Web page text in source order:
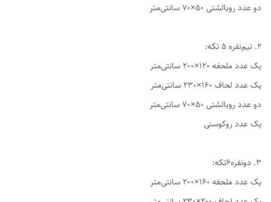
دو عدد روبالشتی ۵۰×۷۰ سانتی‌متر
2. نیم‌نفره ۵ تکه:
یک عدد ملحفه ۱۲۰×۲۰۰ سانتی‌متر
یک عدد لحاف ۱۶۰×۲۳۰ سانتی‌متر
دو عدد روبالشتی ۵۰×۷۰ سانتی‌متر
یک عدد روکوسنی
3. دو‌نفره6تکه:
یک عدد ملحفه ۱۶۰×۲۰۰ سانتی‌متر